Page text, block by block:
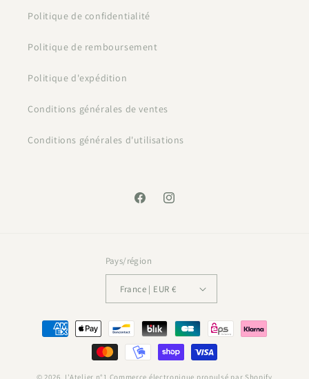
Politique de confidentialité
Politique de remboursement
Politique d'expédition
Conditions générales de ventes
Conditions générales d'utilisations
FacebookInstagram
Pays/région
France | EUR €
Moyens